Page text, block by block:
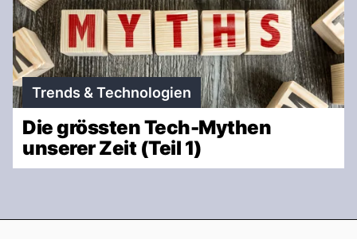
Trends & Technologien
Die grössten Tech-Mythen
unserer Zeit (Teil 1)